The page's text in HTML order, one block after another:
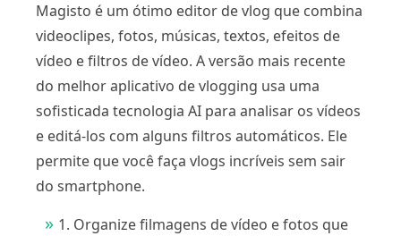
Magisto é um ótimo editor de vlog que combina
videoclipes, fotos, músicas, textos, efeitos de
vídeo e filtros de vídeo. A versão mais recente
do melhor aplicativo de vlogging usa uma
sofisticada tecnologia AI para analisar os vídeos
e editá-los com alguns filtros automáticos. Ele
permite que você faça vlogs incríveis sem sair
do smartphone.
1. Organize filmagens de vídeo e fotos que